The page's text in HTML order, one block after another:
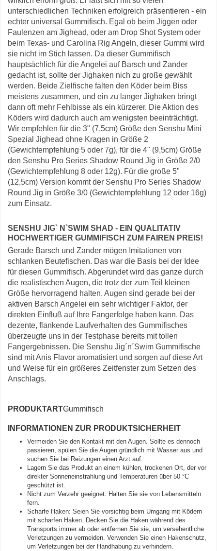
unterschiedlichen Techniken erfolgreich präsentieren - ein
echter universal Gummifisch. Egal ob beim Jiggen oder
Faulenzen am Jighead, oder am Drop Shot System oder
beim Texas- und Carolina Rig Angeln, dieser Gummi wird
sie nicht im Stich lassen. Da dieser Gummifisch
hauptsächlich für die Angelei auf Barsch und Zander
gedacht ist, sollte der Jighaken nich zu große gewählt
werden. Beide Zielfische falten den Köder beim Biss
meistens zusammen, und ein zu langer Jighaken bringt
dann oft mehr Fehlbisse als ein kürzerer. Die Aktion des
Köders wird dadurch auch am wenigsten beeinträchtigt.
Wir empfehlen für die 3" (7,5cm) Größe den Senshu Mini
Spezial Jighead ohne Kragen in Größe 2
(Gewichtempfehlung 5 oder 7g), für die 4" (9,5cm) Größe
den Senshu Pro Series Shadow Round Jig in Größe 2/0
(Gewichtempfehlung 8 oder 12g). Für die große 5"
(12,5cm) Version kommt der Senshu Pro Series Shadow
Round Jig in Größe 3/0 (Gewichtempfehlung 12 oder 16g)
zum Einsatz.
SENSHU JIG` N`SWIM SHAD - EIN QUALITATIV
HOCHWERTIGER GUMMIFISCH ZUM FAIREN PREIS!
Gerade Barsch und Zander mögen Imitationen von
schlanken Beutefischen. Das war die Basis bei der Idee
für diesen Gummifisch. Abgerundet wird das ganze durch
die realistischen Augen, die trotz der zum Teil kleinen
Größe hervorragend halten. Augen sind gerade bei der
aktiven Barsch Angelei ein sehr wichtiger Faktor, der
direkten Einfluß auf Ihre Fangerfolge haben kann. Das
dezente, flankende Laufverhalten des Gummifisches
überzeugte uns in der Testphase bereits mit tollen
Fangergebnissen. Die Senshu Jig´n´Swim Gummifische
sind mit Anis Flavor aromatisiert und sorgen auf diese Art
und Weise für ein größeres Zeitfenster zum Setzen des
Anschlags.
PRODUKTARTGummifisch
INFORMATIONEN ZUR PRODUKTSICHERHEIT
Vermeiden Sie den Kontakt mit den Augen. Sollte es dennoch
passieren, spülen Sie die Augen gründlich mit Wasser aus und
suchen Sie bei Reizungen einen Arzt auf.
Lagern Sie das Produkt an einem kühlen, trockenen Ort, der vor
direkter Sonneneinstrahlung und Temperaturen über 50 °C
geschützt ist.
Nicht zum Verzehr geeignet. Halten Sie sie von Lebensmitteln
fern.
Scharfe Haken: Seien Sie vorsichtig beim Umgang mit Ködern
mit scharfen Haken. Decken Sie die Haken während des
Transports immer ab oder entfernen Sie sie, um versehentliche
Verletzungen zu vermeiden. Verwenden Sie einen Hakenschutz,
um Verletzungen bei der Handhabung zu verhindern.